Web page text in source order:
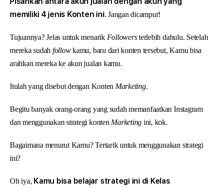
memiliki 4 jenis Konten ini. Jangan dicampur!
Tujuannya? Jelas untuk menarik Followersterlebih dahulu. Setelah
mereka sudah followkamu, baru dari konten tersebut, Kamu bisa
arahkan mereka ke akun jualan kamu.
Itulah yang disebut dengan Konten Marketing.
Begitu banyak orang-orang yang sudah memanfaatkan Instagram
dan menggunakan strategi konten Marketing ini, kok.
Bagaimana menurut Kamu? Tertarik untuk menggunakan strategi
ini?
Oh iya, Kamu bisa belajar strategi ini di Kelas